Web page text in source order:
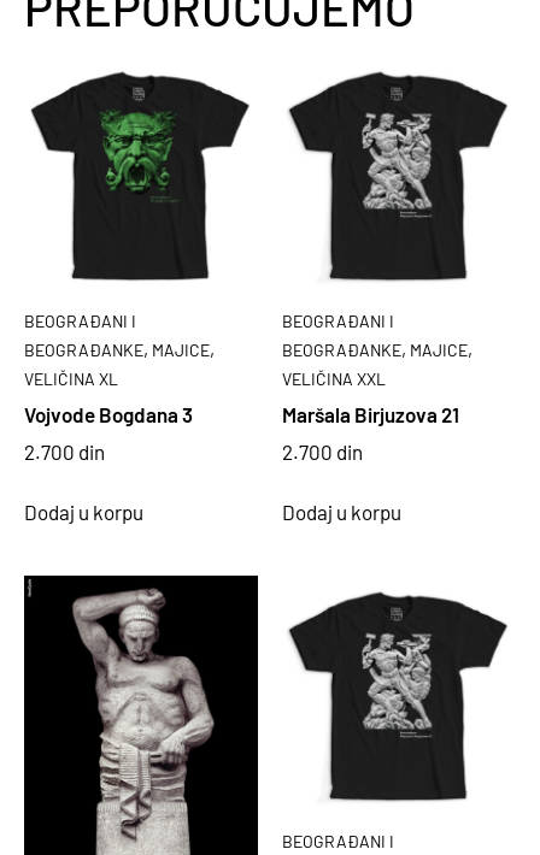
BEOGRAĐANI I
BEOGRAĐANKE, MAJICE,
VELIČINA XL
Vojvode Bogdana 3
2.700 din
Dodaj u korpu
BEOGRAĐANI I
BEOGRAĐANKE, MAJICE,
VELIČINA XXL
Maršala Birjuzova 21
2.700 din
Dodaj u korpu
BEOGRAĐANI I